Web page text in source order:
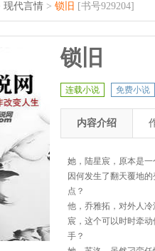
现代言情 > 锁旧 [书号929204]
锁旧
连载小说 免费小说
内容介绍
她，陆星宸，原本是
因何发生了翻天覆地
点？
他，乔雅拓，对外人
宸，这个可以时时牵
手？